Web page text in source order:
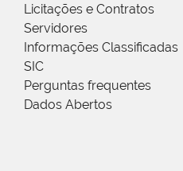
Licitações e Contratos
Servidores
Informações Classificadas
SIC
Perguntas frequentes
Dados Abertos